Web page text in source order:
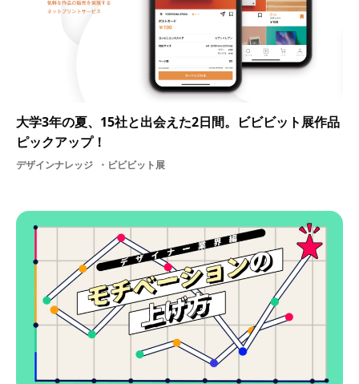
大学3年の夏、15社と出会えた2日間。ビビビット展作品
ピックアップ！
デザインナレッジ ビビビット展